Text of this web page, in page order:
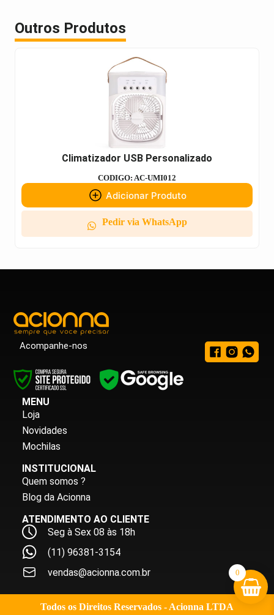
Outros Produtos
Climatizador USB Personalizado
CODIGO: AC-UMI012
Adicionar Produto
Pedir via WhatsApp
Acompanhe-nos
MENU
Loja
Novidades
Mochilas
INSTITUCIONAL
Quem somos ?
Blog da Acionna
ATENDIMENTO AO CLIENTE
Seg à Sex 08 às 18h
(11) 96381-3154
vendas@acionna.com.br
Todos os Direitos Reservados - Acionna LTDA
0